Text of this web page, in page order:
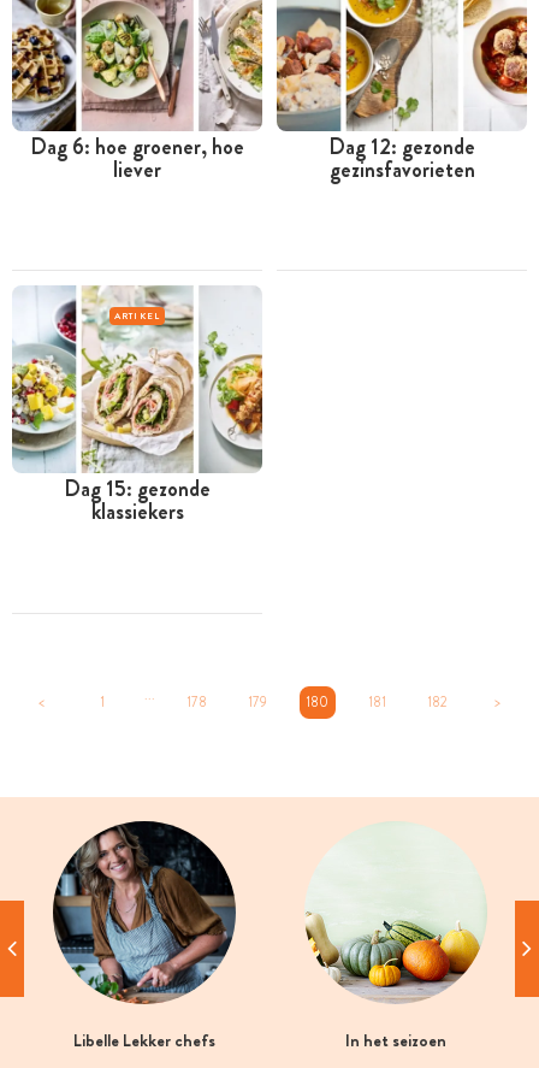
Dag 6: hoe groener, hoe
liever
Dag 12: gezonde
gezinsfavorieten
ARTIKEL
Dag 15: gezonde
klassiekers
< 1 ... 178 179 180 181 182 >
Libelle Lekker chefs In het seizoen